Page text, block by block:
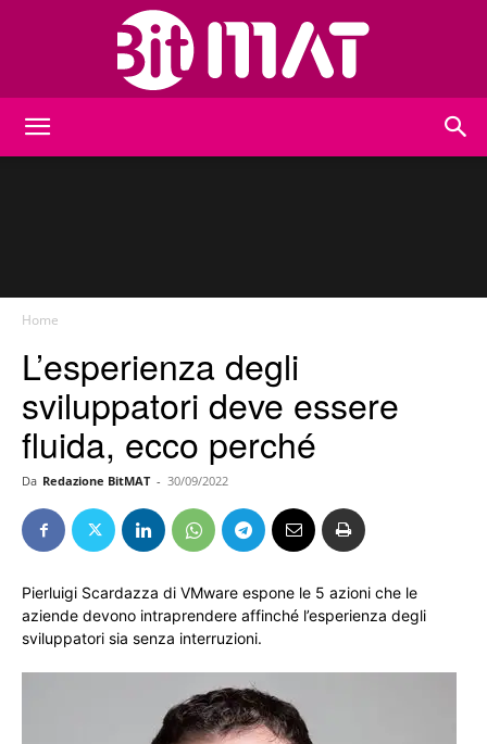
Home
L’esperienza degli
sviluppatori deve essere
fluida, ecco perché
Da Redazione BitMAT - 30/09/2022
Pierluigi Scardazza di VMware espone le 5 azioni che le
aziende devono intraprendere affinché l’esperienza degli
sviluppatori sia senza interruzioni.